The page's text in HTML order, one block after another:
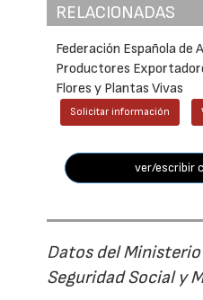
RELACIONADAS
Federación Española de
Productores
Flores y Plantas Vivas
Solicitar información
ver/escribir
Datos del
Seguridad Social y